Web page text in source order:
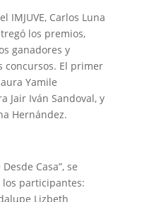
IMJUVE, Carlos Luna
los premios,
ganadores y
concursos. El primer
Yamile
Jair Iván Sandoval, y
Hernández.
Casa”, se
participantes:
Lizbeth